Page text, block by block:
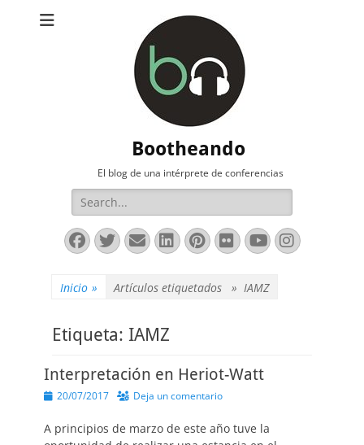
Bootheando
El blog de una intérprete de conferencias
Buscar:
Facebook
Twitter
Correo
electrónico
LinkedIn
Pinterest
FlickrYouTube
Inicio » Artículos etiquetados » IAMZ
Etiqueta: IAMZ
Interpretación en Heriot-Watt
Publicado
20/07/2017 Deja un comentario
A principios de marzo de este año tuve la